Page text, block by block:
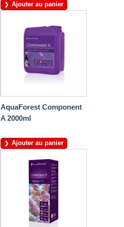
Ajouter au panier
AquaForest Component
A 2000ml
Ajouter au panier